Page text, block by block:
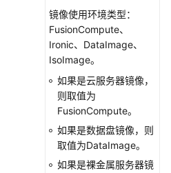
镜像使用环境类型：
FusionCompute、
Ironic、DataImage、
IsoImage。
如果是云服务器镜像，
则取值为
FusionCompute。
如果是数据盘镜像，则
取值为DataImage。
如果是裸金属服务器镜